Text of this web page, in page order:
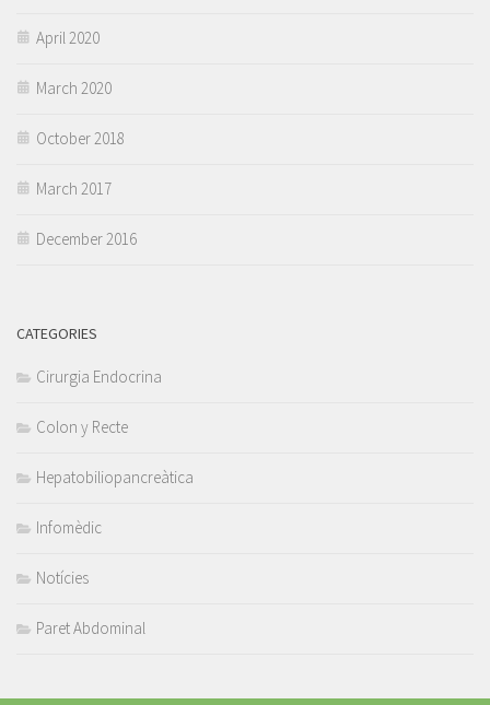
April 2020
March 2020
October 2018
March 2017
December 2016
CATEGORIES
Cirurgia Endocrina
Colon y Recte
Hepatobiliopancreàtica
Infomèdic
Notícies
Paret Abdominal